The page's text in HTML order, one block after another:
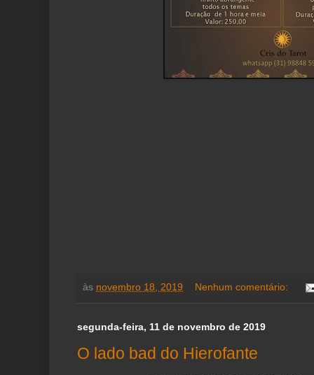
às novembro 18, 2019 Nenhum comentário:
segunda-feira, 11 de novembro de 2019
O lado bad do Hierofante